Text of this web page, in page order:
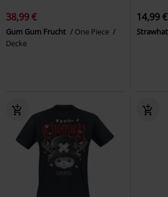
38,99 €
Gum Gum Frucht
One Piece
Decke
14,99 €
Strawhat